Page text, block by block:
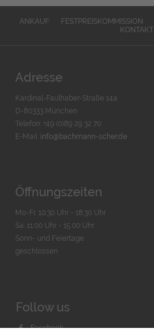
ANKAUF FESTPREISKOMMISSION
KONTAKT
Adresse
Kardinal-Faulhaber-Straße 14a
D-80333 München
Telefon: +49 (0)89 29 32 70
E-Mail: info@bachmann-scher.de
Öffnungszeiten
Mo-Fr. 10:30 Uhr - 18:30 Uhr
Sa. 11:00 Uhr - 15.00 Uhr
Sonn- und Feiertage
geschlossen
Follow us
Facebook